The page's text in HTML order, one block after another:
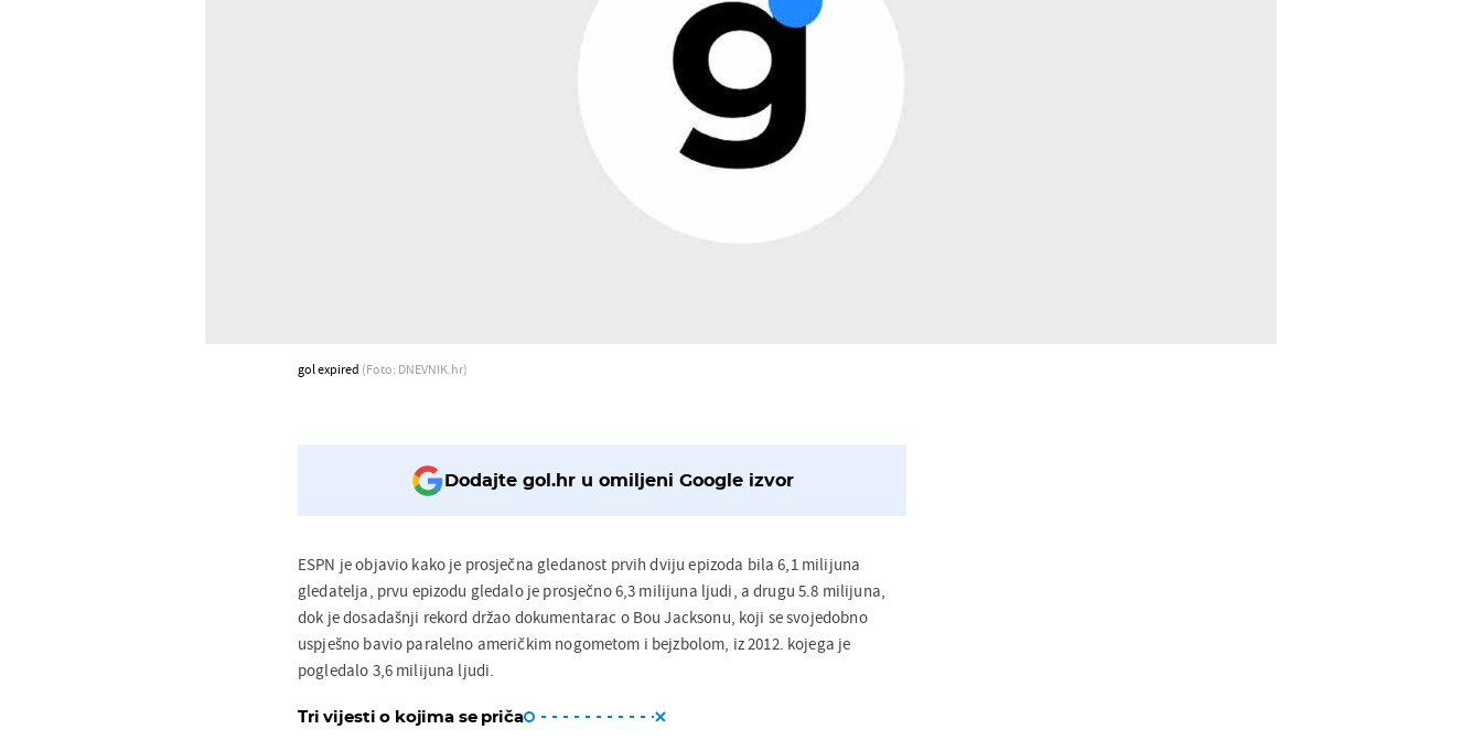
gol expired (Foto: DNEVNIK.hr)
Dodajte gol.hr u omiljeni Google izvor
ESPN je objavio kako je prosječna gledanost prvih dviju epizoda bila 6,1 milijuna
gledatelja, prvu epizodu gledalo je prosječno 6,3 milijuna ljudi, a drugu 5.8 milijuna,
dok je dosadašnji rekord držao dokumentarac o Bou Jacksonu, koji se svojedobno
uspješno bavio paralelno američkim nogometom i bejzbolom, iz 2012. kojega je
pogledalo 3,6 milijuna ljudi.
Tri vijesti o kojima se priča